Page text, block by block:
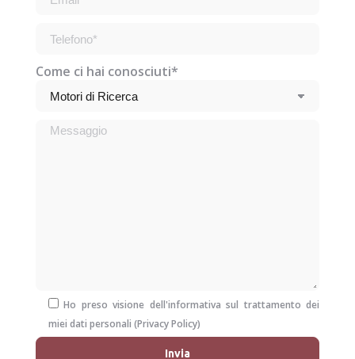
Come ci hai conosciuti*
Ho preso visione dell'informativa sul trattamento dei
miei dati personali (Privacy Policy)